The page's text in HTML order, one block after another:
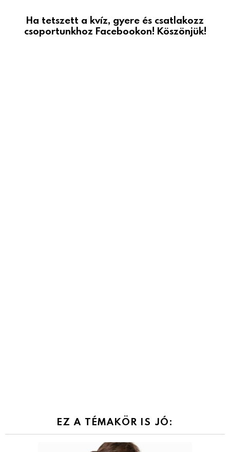
Ha tetszett a kvíz, gyere és csatlakozz
csoportunkhoz Facebookon! Köszönjük!
EZ A TÉMAKÖR IS JÓ: